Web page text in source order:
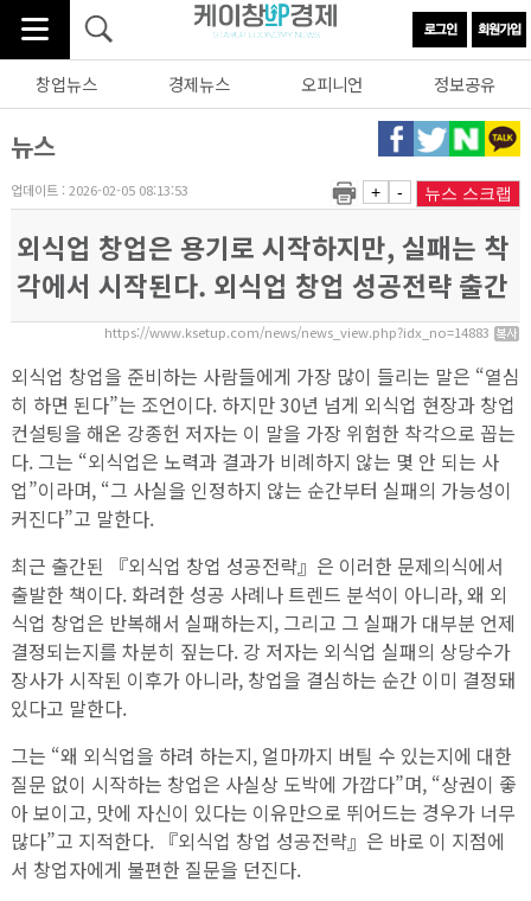
창업뉴스 경제뉴스 오피니언 정보공유
뉴스
업데이트 : 2026-02-05 08:13:53 + - 뉴스 스크랩
외식업 창업은 용기로 시작하지만, 실패는 착
각에서 시작된다. 외식업 창업 성공전략 출간
https://www.ksetup.com/news/news_view.php?idx_no=14883
외식업 창업을 준비하는 사람들에게 가장 많이 들리는 말은 “열심
히 하면 된다”는 조언이다. 하지만 30년 넘게 외식업 현장과 창업
컨설팅을 해온 강종헌 저자는 이 말을 가장 위험한 착각으로 꼽는
다. 그는 “외식업은 노력과 결과가 비례하지 않는 몇 안 되는 사
업”이라며, “그 사실을 인정하지 않는 순간부터 실패의 가능성이
커진다”고 말한다.
최근 출간된 『외식업 창업 성공전략』은 이러한 문제의식에서
출발한 책이다. 화려한 성공 사례나 트렌드 분석이 아니라, 왜 외
식업 창업은 반복해서 실패하는지, 그리고 그 실패가 대부분 언제
결정되는지를 차분히 짚는다. 강 저자는 외식업 실패의 상당수가
장사가 시작된 이후가 아니라, 창업을 결심하는 순간 이미 결정돼
있다고 말한다.
그는 “왜 외식업을 하려 하는지, 얼마까지 버틸 수 있는지에 대한
질문 없이 시작하는 창업은 사실상 도박에 가깝다”며, “상권이 좋
아 보이고, 맛에 자신이 있다는 이유만으로 뛰어드는 경우가 너무
많다”고 지적한다. 『외식업 창업 성공전략』은 바로 이 지점에
서 창업자에게 불편한 질문을 던진다.